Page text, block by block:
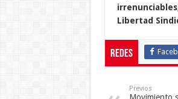
irrenunciables
Libertad
Redes
Previos